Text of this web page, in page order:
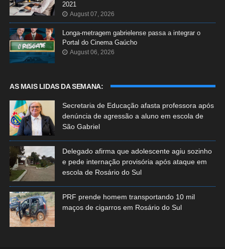
2021
August 07, 2026
Longa-metragem gabrielense passa a integrar o
Portal do Cinema Gaúcho
August 06, 2026
AS MAIS LIDAS DA SEMANA:
Secretaria de Educação afasta professora após
denúncia de agressão a aluno em escola de
São Gabriel
Delegado afirma que adolescente agiu sozinho
e pede internação provisória após ataque em
escola de Rosário do Sul
PRF prende homem transportando 10 mil
maços de cigarros em Rosário do Sul